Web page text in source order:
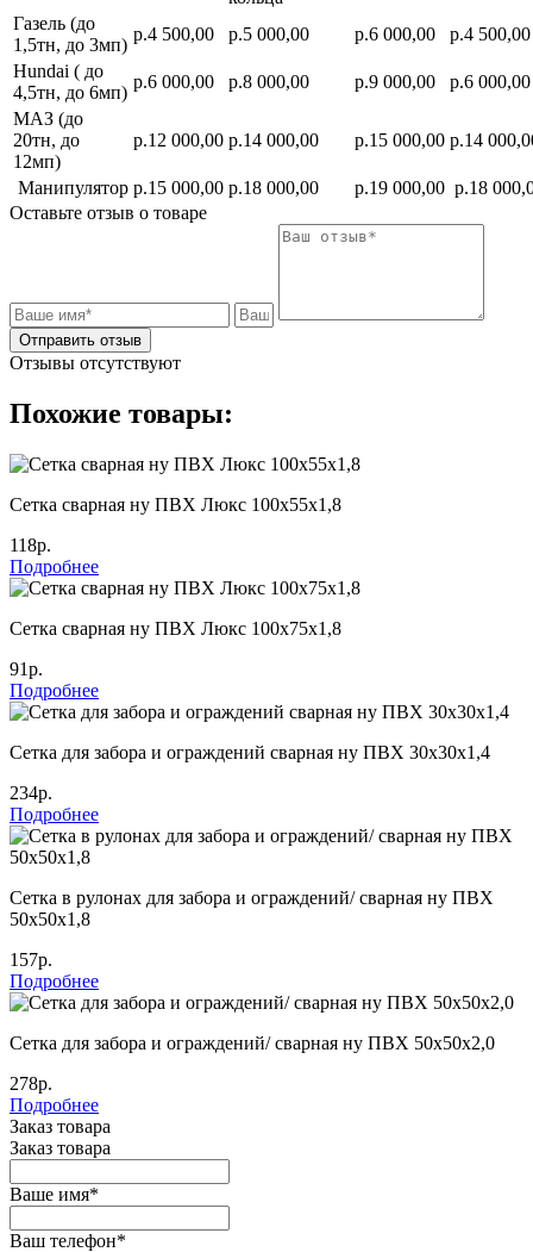
Газель (до
1,5тн, до 3мп)
р.4 500,00 р.5 000,00 р.6 000,00
р.4 500,00
Hundai ( до
4,5тн, до 6мп)
р.6 000,00 р.8 000,00 р.9 000,00
р.6 000,00
МАЗ (до
20тн, до
12мп)
р.12 000,00 р.14 000,00 р.15 000,00 р.14
Манипулятор р.15 000,00 р.18 000,00 р.19 000,00 р.18
Оставьте отзыв о товаре
Отправить отзыв
Отзывы отсутствуют
Похожие товары:
Сетка сварная ну ПВХ Люкс 100х55х1,8
118р.
Подробнее
Сетка сварная ну ПВХ Люкс 100х75х1,8
91р.
Подробнее
Сетка для забора и ограждений сварная ну ПВХ 30х30х1,4
234р.
Подробнее
Сетка в рулонах для забора и ограждений/ сварная ну ПВХ
50х50х1,8
157р.
Подробнее
Сетка для забора и ограждений/ сварная ну ПВХ 50х50х2,0
278р.
Подробнее
Заказ товара
Заказ товара
Ваше имя*
Ваш телефон*